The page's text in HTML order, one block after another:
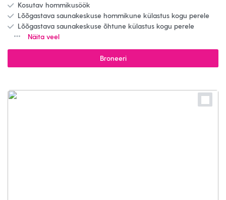
Kosutav hommikusöök
Lõõgastava saunakeskuse hommikune külastus kogu perele
Lõõgastava saunakeskuse õhtune külastus kogu perele
Näita veel
Broneeri